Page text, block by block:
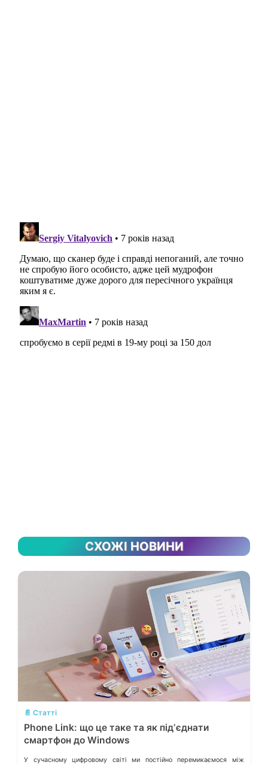
СХОЖІ НОВИНИ
💬
📄 Статті
Phone Link: що це таке та як підʼєднати
смартфон до Windows
У сучасному цифровому світі ми постійно перемикаємося між